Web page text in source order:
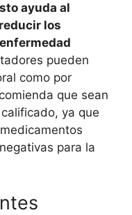
ayuda al
los
pueden
como por
que sean
ya que
para la